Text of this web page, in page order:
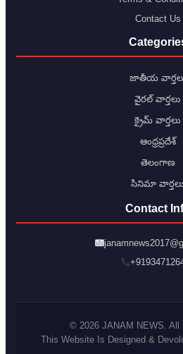
Contact Us
జాతీయ
వైరల్ వార్తలు
క్రైమ్ వార్తలు
ఆంధ్రప్రదేశ్
తెలంగాణ
సినిమా వార్తలు
Contact
© 2026 JANAM NEWS. All
This Website Is Designed &